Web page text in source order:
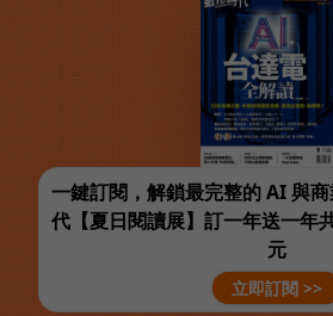
一鍵訂閱，解鎖最完整的 AI 與
代【夏日閱讀展】訂一年送一年
元
立即訂閱 >>